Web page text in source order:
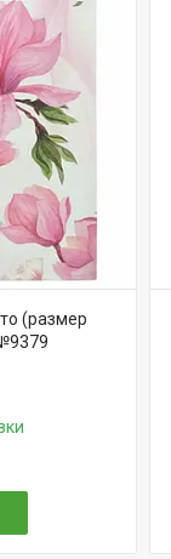
(размер